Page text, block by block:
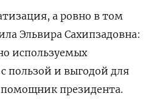
а ровно в том
Эльвира Сахипзадовна:
используемых
пользой и выгодой для
помощник президента.